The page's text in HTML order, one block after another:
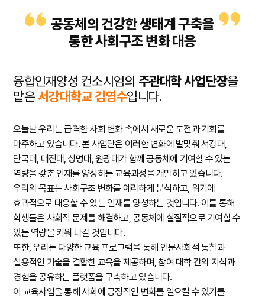
공동체의 건강한 생태계 구축을
통한 사회구조 변화 대응
융합인재양성 컨소시엄의 주관대학 사업단장을
맡은서강대학교 김영수입니다.
오늘날 우리는 급격한 사회 변화 속에서 새로운 도전과 기회를
마주하고 있습니다. 본 사업단은 이러한 변화에 발맞춰 서강대,
단국대, 대전대, 상명대, 원광대가 함께 공동체에 기여할 수 있는
역량을 갖춘 인재를 양성하는 교육과정을 개발하고 있습니다.
우리의 목표는 사회구조 변화를 예리하게 분석하고, 위기에
효과적으로 대응할 수 있는 인재를 양성하는 것입니다. 이를 통해
학생들은 사회적 문제를 해결하고, 공동체에 실질적으로 기여할 수
있는 역량을 키워 나갈 것입니다.
또한, 우리는 다양한 교육 프로그램을 통해 인문사회적 통찰과
실용적인 기술을 결합한 교육을 제공하며, 참여 대학 간의 지식과
경험을 공유하는 플랫폼을 구축하고 있습니다.
이 교육사업을 통해 사회에 긍정적인 변화를 일으킬 수 있기를